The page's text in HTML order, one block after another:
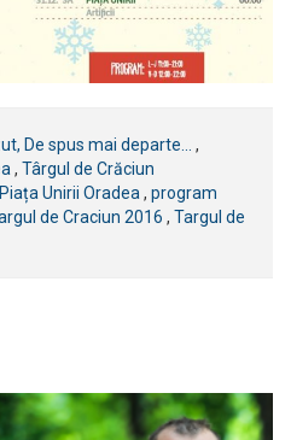
De spus mai departe...
,
, Târgul de Crăciun
Piața Unirii Oradea , program
de Craciun 2016 , Targul de